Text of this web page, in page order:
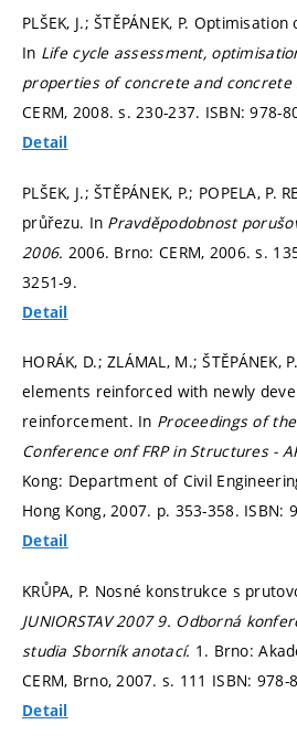
PLŠEK, J.; ŠTĚPÁNEK, P.
In Life cycle assessment,
properties of concrete and
CERM, 2008.s. 230-237. ISBN: 978-
Detail
PLŠEK, J.; ŠTĚPÁNEK, P.; POPELA, P.
průřezu. In Pravděpodobnost
2006. 2006. Brno: CERM, 2006.s.
3251-9.
Detail
HORÁK, D.; ZLÁMAL, M.;
elements reinforced with newly
reinforcement. In Proceedings of the
Conference onf FRP in Structures -
Kong: Department of Civil
Hong Kong, 2007. p. 353-358. ISBN:
Detail
KRŮPA, P. Nosné konstrukce s
JUNIORSTAV 2007 9. Odborná
studia Sborník anotací. 1. Brno:
CERM, Brno, 2007.s. 111 ISBN: 978-
Detail